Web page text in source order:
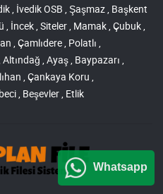
, İvedik OSB , Şaşmaz , Başkent
İncek , Siteler , Mamak , Çubuk ,
, Çamlıdere , Polatlı ,
, Ayaş , Baypazarı ,
, Çankaya Koru ,
, Beşevler , Etlik
Whatsapp